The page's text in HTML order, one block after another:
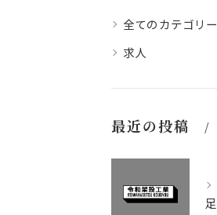
全てのカテゴリー
求人
最近の投稿